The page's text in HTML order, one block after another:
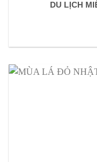
DU LỊCH